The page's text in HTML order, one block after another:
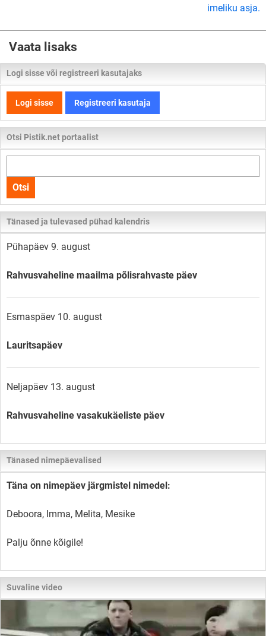
imeliku asja.
Vaata lisaks
Logi sisse või registreeri kasutajaks
Logi sisse Registreeri kasutaja
Otsi Pistik.net portaalist
kogu
lehelt
Otsi
Tänased ja tulevased pühad kalendris
Pühapäev 9. august
Rahvusvaheline maailma põlisrahvaste päev
Esmaspäev 10. august
Lauritsapäev
Neljapäev 13. august
Rahvusvaheline vasakukäeliste päev
Tänased nimepäevalised
Täna on nimepäev järgmistel nimedel:
Deboora, Imma, Melita, Mesike
Palju õnne kõigile!
Suvaline video